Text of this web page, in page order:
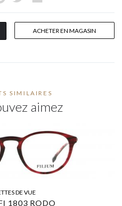
ACHETER EN MAGASIN
SIMILAIRES
aimez
DE VUE
1803 RODO